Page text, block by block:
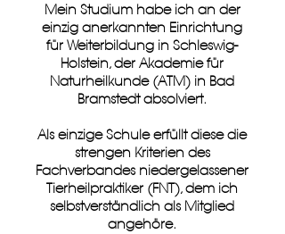
Mein Studium habe ich an der
einzig anerkannten Einrichtung
für Weiterbildung in Schleswig-
Holstein, der Akademie für
Naturheilkunde (ATM) in Bad
Bramstedt absolviert.
Als einzige Schule erfüllt diese die
strengen Kriterien des
Fachverbandes niedergelassener
Tierheilpraktiker (FNT), dem ich
selbstverständlich als Mitglied
angehöre.